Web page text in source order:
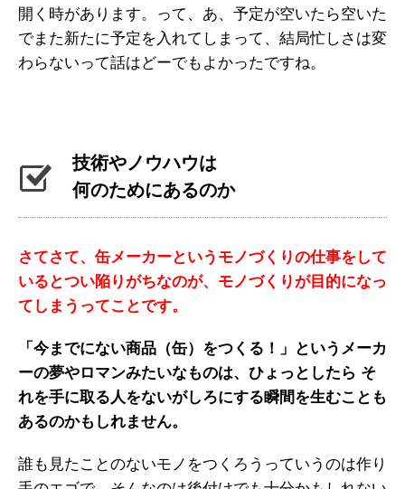
開く時があります。って、あ、予定が空いたら空いた
でまた新たに予定を入れてしまって、結局忙しさは変
わらないって話はどーでもよかったですね。
技術やノウハウは
何のためにあるのか
さてさて、缶メーカーというモノづくりの仕事をして
いるとつい陥りがちなのが、モノづくりが目的になっ
てしまうってことです。
「今までにない商品（缶）をつくる！」というメーカ
ーの夢やロマンみたいなものは、ひょっとしたら そ
れを手に取る人をないがしろにする瞬間を生むことも
あるのかもしれません。
誰も見たことのないモノをつくろうっていうのは作り